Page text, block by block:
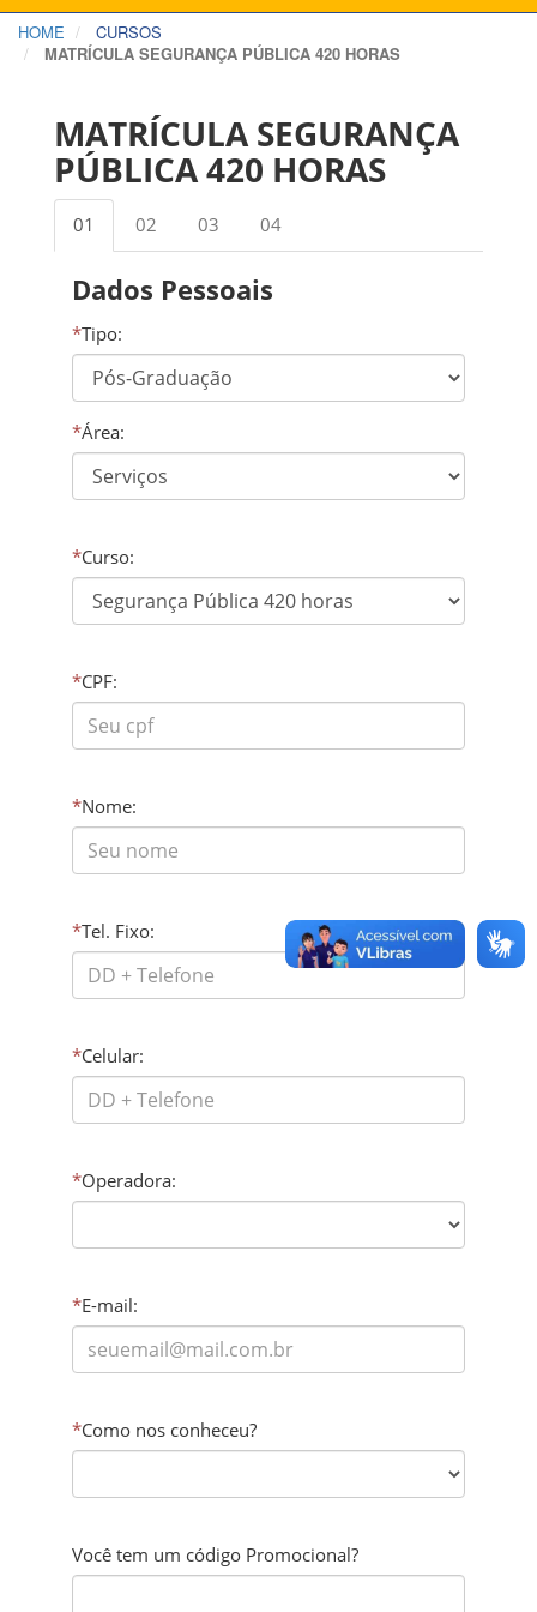
HOME
CURSOS
MATRÍCULA SEGURANÇA PÚBLICA 420 HORAS
MATRÍCULA SEGURANÇA
PÚBLICA 420 HORAS
01 02 03 04
Dados Pessoais
*Tipo:
*Área:
*Curso:
*CPF:
*Nome:
*Tel. Fixo:
*Celular:
*Operadora:
*E-mail:
*Como nos conheceu?
Você tem um código Promocional?